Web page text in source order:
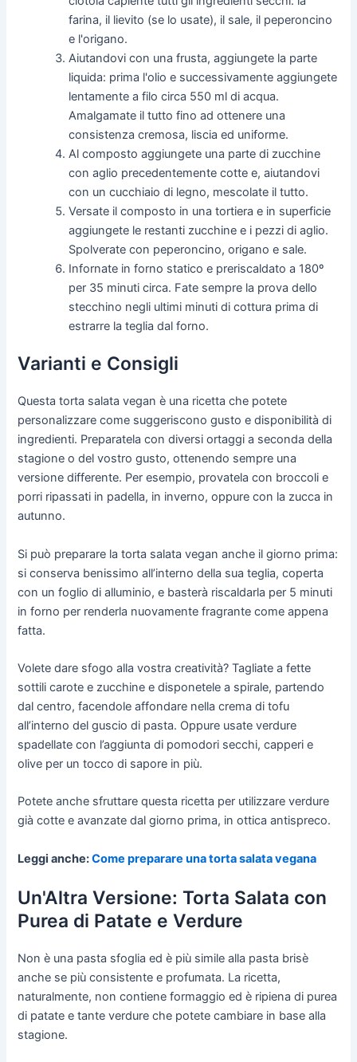
farina, il lievito (se lo usate), il sale, il peperoncino
e l'origano.
Aiutandovi con una frusta, aggiungete la parte
liquida: prima l'olio e successivamente aggiungete
lentamente a filo circa 550 ml di acqua.
Amalgamate il tutto fino ad ottenere una
consistenza cremosa, liscia ed uniforme.
Al composto aggiungete una parte di zucchine
con aglio precedentemente cotte e, aiutandovi
con un cucchiaio di legno, mescolate il tutto.
Versate il composto in una tortiera e in superficie
aggiungete le restanti zucchine e i pezzi di aglio.
Spolverate con peperoncino, origano e sale.
Infornate in forno statico e preriscaldato a 180º
per 35 minuti circa. Fate sempre la prova dello
stecchino negli ultimi minuti di cottura prima di
estrarre la teglia dal forno.
Varianti e Consigli
Questa torta salata vegan è una ricetta che potete
personalizzare come suggeriscono gusto e disponibilità di
ingredienti. Preparatela con diversi ortaggi a seconda della
stagione o del vostro gusto, ottenendo sempre una
versione differente. Per esempio, provatela con broccoli e
porri ripassati in padella, in inverno, oppure con la zucca in
autunno.
Si può preparare la torta salata vegan anche il giorno prima:
si conserva benissimo all’interno della sua teglia, coperta
con un foglio di alluminio, e basterà riscaldarla per 5 minuti
in forno per renderla nuovamente fragrante come appena
fatta.
Volete dare sfogo alla vostra creatività? Tagliate a fette
sottili carote e zucchine e disponetele a spirale, partendo
dal centro, facendole affondare nella crema di tofu
all’interno del guscio di pasta. Oppure usate verdure
spadellate con l’aggiunta di pomodori secchi, capperi e
olive per un tocco di sapore in più.
Potete anche sfruttare questa ricetta per utilizzare verdure
già cotte e avanzate dal giorno prima, in ottica antispreco.
Leggi anche:Come preparare una torta salata vegana
Un'Altra Versione: Torta Salata con
Purea di Patate e Verdure
Non è una pasta sfoglia ed è più simile alla pasta brisè
anche se più consistente e profumata. La ricetta,
naturalmente, non contiene formaggio ed è ripiena di purea
di patate e tante verdure che potete cambiare in base alla
stagione.